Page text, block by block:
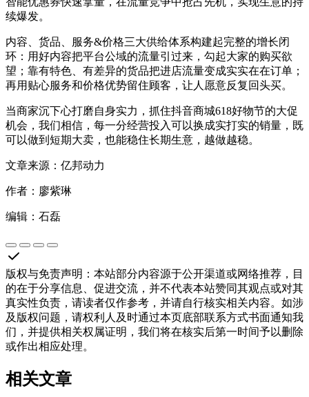
续爆发。
内容、货品、服务&价格三大供给体系构建起完整的增长闭
环：用好内容把平台公域的流量引过来，勾起大家的购买欲
望；靠有特色、有差异的货品把进店流量变成实实在在订单；
再用贴心服务和价格优势留住顾客，让人愿意反复回头买。
当商家沉下心打磨自身实力，抓住抖音商城618好物节的大促
机会，我们相信，每一分经营投入可以换成实打实的销量，既
可以做到短期大卖，也能稳住长期生意，越做越稳。
文章来源：亿邦动力
作者：廖紫琳
编辑：石磊
版权与免责声明 ： 本站部分内容源于公开渠道或网络推荐，目
的在于分享信息、促进交流，并不代表本站赞同其观点或对其
真实性负责，请读者仅作参考，并请自行核实相关内容。如涉
及版权问题，请权利人及时通过本页底部联系方式书面通知我
们，并提供相关权属证明，我们将在核实后第一时间予以删除
或作出相应处理。
相关文章